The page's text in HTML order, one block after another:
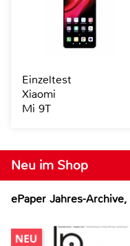
Neu im Shop
ePaper Jahres-
Einzeltest
Xiaomi
Mi 9T